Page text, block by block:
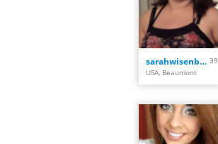
sarahwisenbaker023 39
USA, Beaumont